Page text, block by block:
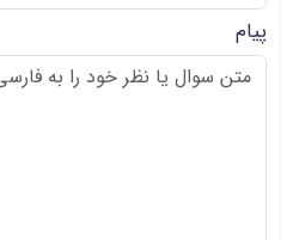
پیام